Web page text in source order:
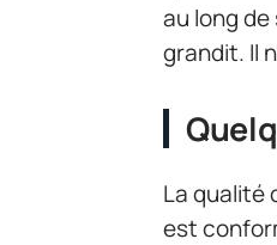
au long
grandit. Il
La qualité
est